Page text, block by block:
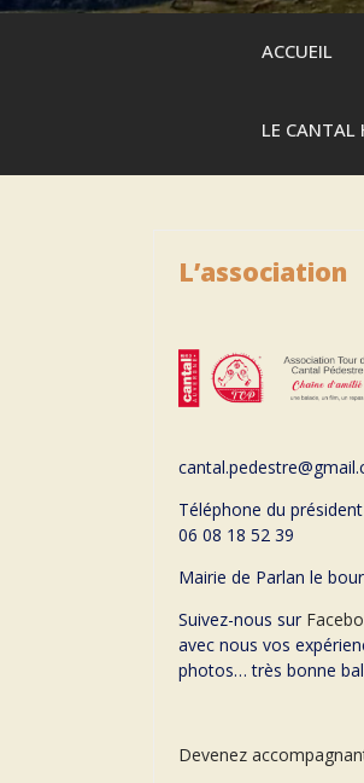
ACCUEIL
LE CANTAL
L’association
Téléphone du président
06 08 18 52 39
Mairie de Parlan le
Suivez-nous sur
avec nous vos
photos… très bonne
Devenez